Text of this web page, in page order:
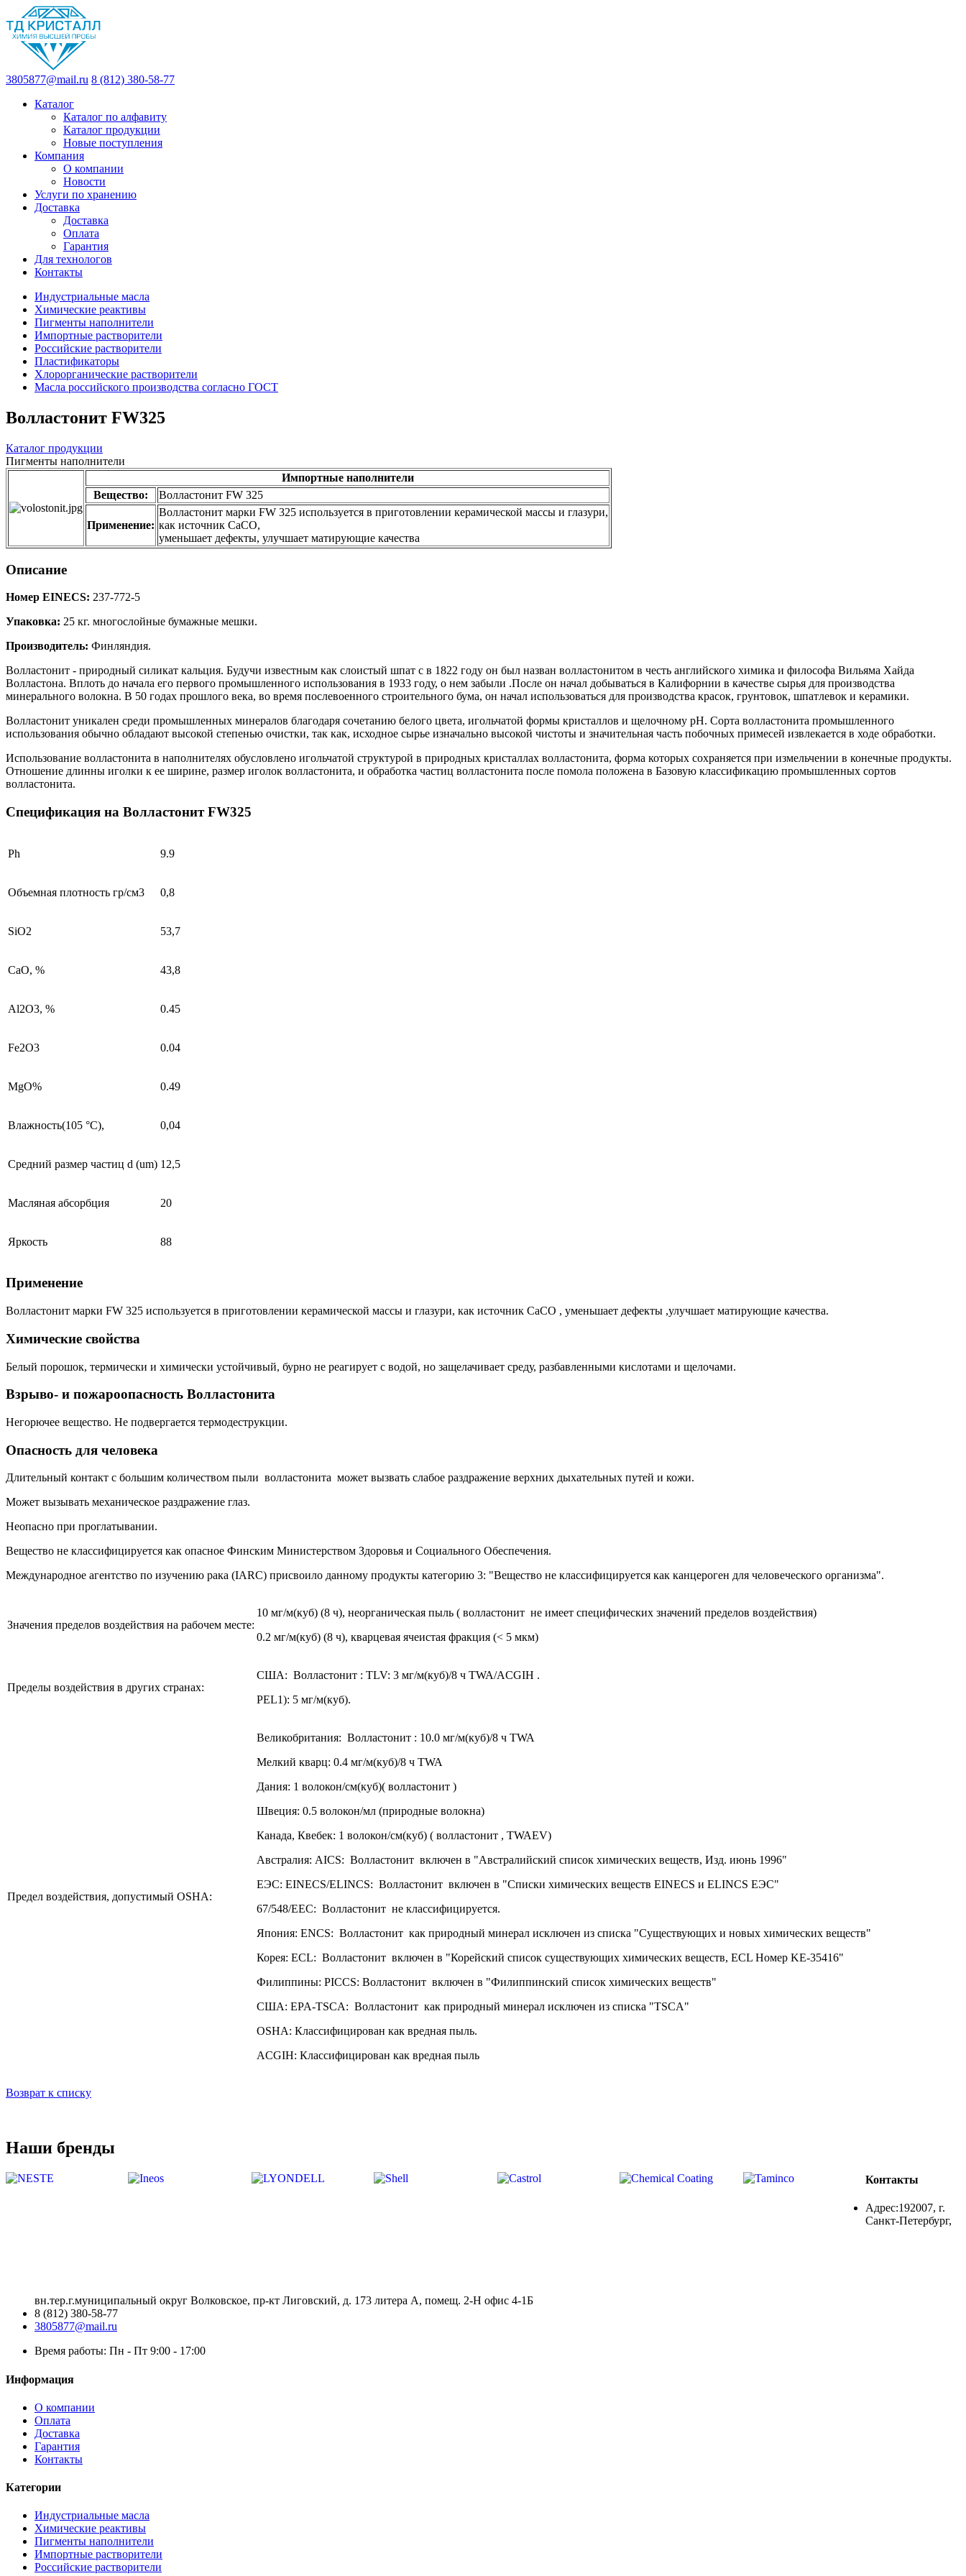
3805877@mail.ru 8 (812) 380-58-77
Каталог
Каталог по алфавиту
Каталог продукции
Новые поступления
Компания
О компании
Новости
Услуги по хранению
Доставка
Доставка
Оплата
Гарантия
Для технологов
Контакты
Индустриальные масла
Химические реактивы
Пигменты наполнители
Импортные растворители
Российские растворители
Пластификаторы
Хлорорганические растворители
Масла российского производства согласно ГОСТ
Волластонит FW325
Каталог продукции
Пигменты наполнители
Импортные наполнители
Вещество:
Волластонит FW 325
Применение:
Волластонит марки FW 325 используется в приготовлении керамической массы и глазури,
как источник СаСО,
уменьшает дефекты, улучшает матирующие качества
Описание
Номер EINECS: 237-772-5
Упаковка: 25 кг. многослойные бумажные мешки.
Производитель: Финляндия.
Волластонит - природный силикат кальция. Будучи известным как слоистый шпат с в 1822 году он был назван волластонитом в честь английского химика и философа Вильяма Хайда
Волластона. Вплоть до начала его первого промышленного использования в 1933 году, о нем забыли .После он начал добываться в Калифорнии в качестве сырья для производства
минерального волокна. В 50 годах прошлого века, во время послевоенного строительного бума, он начал использоваться для производства красок, грунтовок, шпатлевок и керамики.
Волластонит уникален среди промышленных минералов благодаря сочетанию белого цвета, игольчатой формы кристаллов и щелочному pH. Сорта волластонита промышленного
использования обычно обладают высокой степенью очистки, так как, исходное сырье изначально высокой чистоты и значительная часть побочных примесей извлекается в ходе обработки.
Использование волластонита в наполнителях обусловлено игольчатой структурой в природных кристаллах волластонита, форма которых сохраняется при измельчении в конечные продукты.
Отношение длинны иголки к ее ширине, размер иголок волластонита, и обработка частиц волластонита после помола положена в Базовую классификацию промышленных сортов
волластонита.
Спецификация на Волластонит FW325
Ph 9.9
Объемная плотность гр/см3 0,8
SiO2 53,7
CaO, % 43,8
Al2O3, % 0.45
Fe2O3 0.04
MgO% 0.49
Влажность(105 °С), 0,04
Средний размер частиц d (um) 12,5
Масляная абсорбция 20
Яркость 88
Применение
Волластонит марки FW 325 используется в приготовлении керамической массы и глазури, как источник СаСО , уменьшает дефекты ,улучшает матирующие качества.
Химические свойства
Белый порошок, термически и химически устойчивый, бурно не реагирует с водой, но защелачивает среду, разбавленными кислотами и щелочами.
Взрыво- и пожароопасность Волластонита
Негорючее вещество. Не подвергается термодеструкции.
Опасность для человека
Длительный контакт с большим количеством пыли волластонита может вызвать слабое раздражение верхних дыхательных путей и кожи.
Может вызывать механическое раздражение глаз.
Неопасно при проглатывании.
Вещество не классифицируется как опасное Финским Министерством Здоровья и Социального Обеспечения.
Международное агентство по изучению рака (IARC) присвоило данному продукты категорию 3: "Вещество не классифицируется как канцероген для человеческого организма".
Значения пределов воздействия на рабочем месте:
10 мг/м(куб) (8 ч), неорганическая пыль ( волластонит не имеет специфических значений пределов воздействия)
0.2 мг/м(куб) (8 ч), кварцевая ячеистая фракция (< 5 мкм)
Пределы воздействия в других странах:
США: Волластонит : TLV: 3 мг/м(куб)/8 ч TWA/ACGIH .
PEL1): 5 мг/м(куб).
Предел воздействия, допустимый OSHA:
Великобритания: Волластонит : 10.0 мг/м(куб)/8 ч TWA
Мелкий кварц: 0.4 мг/м(куб)/8 ч TWA
Дания: 1 волокон/см(куб)( волластонит )
Швеция: 0.5 волокон/мл (природные волокна)
Канада, Квебек: 1 волокон/см(куб) ( волластонит , TWAEV)
Австралия: AICS: Волластонит включен в "Австралийский список химических веществ, Изд. июнь 1996"
ЕЭС: EINECS/ELINCS: Волластонит включен в "Списки химических веществ EINECS и ELINCS ЕЭС"
67/548/EEC: Волластонит не классифицируется.
Япония: ENCS: Волластонит как природный минерал исключен из списка "Существующих и новых химических веществ"
Корея: ECL: Волластонит включен в "Корейский список существующих химических веществ, ECL Номер KE-35416"
Филиппины: PICCS: Волластонит включен в "Филиппинский список химических веществ"
США: EPA-TSCA: Волластонит как природный минерал исключен из списка "TSCA"
OSHA: Классифицирован как вредная пыль.
ACGIH: Классифицирован как вредная пыль
Возврат к списку
Наши бренды
Контакты
Адрес:192007, г.
Санкт-Петербург,
вн.тер.г.муниципальный округ Волковское, пр-кт Лиговский, д. 173 литера А, помещ. 2-Н офис 4-1Б
8 (812) 380-58-77
3805877@mail.ru
Время работы: Пн - Пт 9:00 - 17:00
Информация
О компании
Оплата
Доставка
Гарантия
Контакты
Категории
Индустриальные масла
Химические реактивы
Пигменты наполнители
Импортные растворители
Российские растворители